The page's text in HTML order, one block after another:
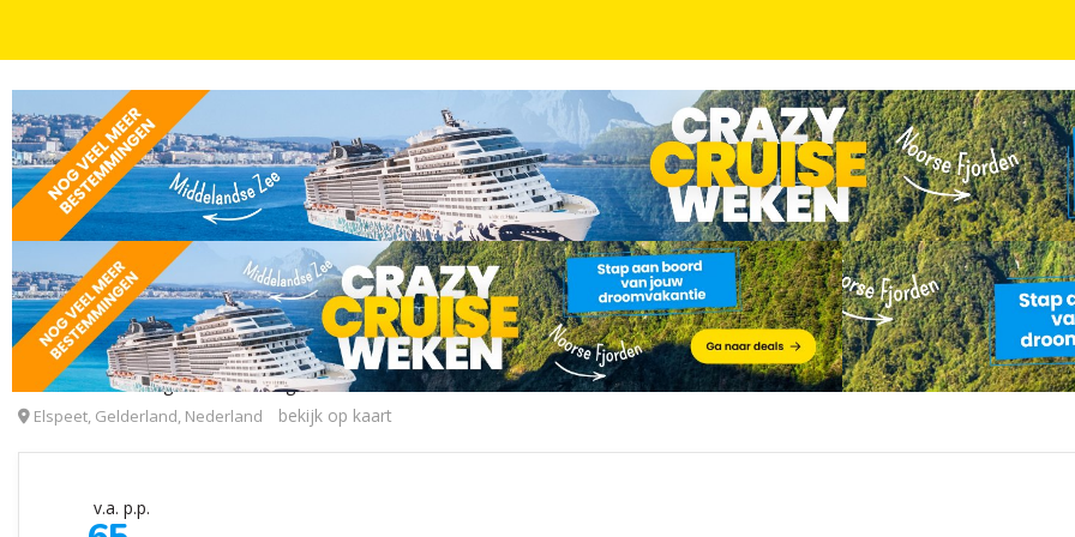
VELUWE 2, 3 OF 4 DAGEN
SEIZOENS SPECIAL! ⚡ Sfeervol landgoed hotel op de Veluwe tussen Harderwijk en Apeldoorn incl.
Veluwe Hotel Landgoed Stakenberg
Elspeet, Gelderland, Nederland bekijk op kaart
v.a. p.p.